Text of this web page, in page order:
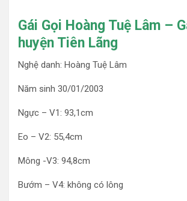
Gái Gọi Hoàng Tuệ Lâm –
huyện Tiên Lãng
Nghệ danh: Hoàng Tuệ Lâm
Năm sinh 30/01/2003
Ngực – V1: 93,1cm
Eo – V2: 55,4cm
Mông -V3: 94,8cm
Bướm – V4: không có lông